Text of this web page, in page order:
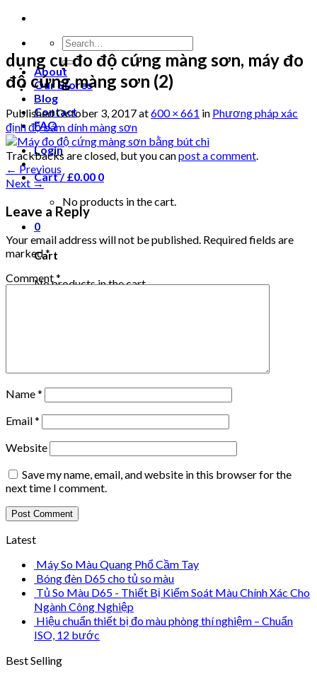
About
Our Stores
Blog
Contact
FAQ
Login
Cart /£0.00 0
No products in the cart.
0
Cart
No products in the cart.
dụng cụ đo độ cứng màng sơn, máy đo
độ cứng màng sơn (2)
PublishedOctober 3, 2017at600 × 661 in Phương pháp xác
định độ bám dính màng sơn
Trackbacks are closed, but you canpost a comment.
← Previous
Next →
Leave a Reply
Your email address will not be published. Required fields are
marked*
Comment*
Name*
Email*
Website
Save my name, email, and website in this browser for the
next time I comment.
Latest
Máy So Màu Quang Phổ Cầm Tay
Bóng đèn D65 cho tủ so màu
Tủ So Màu D65 - Thiết Bị Kiểm Soát Màu Chính Xác Cho
Ngành Công Nghiệp
Hiệu chuẩn thiết bị đo màu phòng thí nghiệm – Chuẩn
ISO, 12 bước
Best Selling